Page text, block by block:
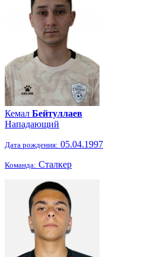
Кемал Бейтуллаев
Нападающий
Дата рождения: 05.04.1997
Команда: Сталкер